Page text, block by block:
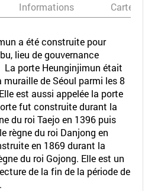
Informations Carte
a été construite pour
lieu de gouvernance
La porte Heunginjimun était
muraille de Séoul parmi les 8
est aussi appelée la porte
fut construite durant la
du roi Taejo en 1396 puis
règne du roi Danjong en
en 1869 durant la
du roi Gojong. Elle est un
de la fin de la période de